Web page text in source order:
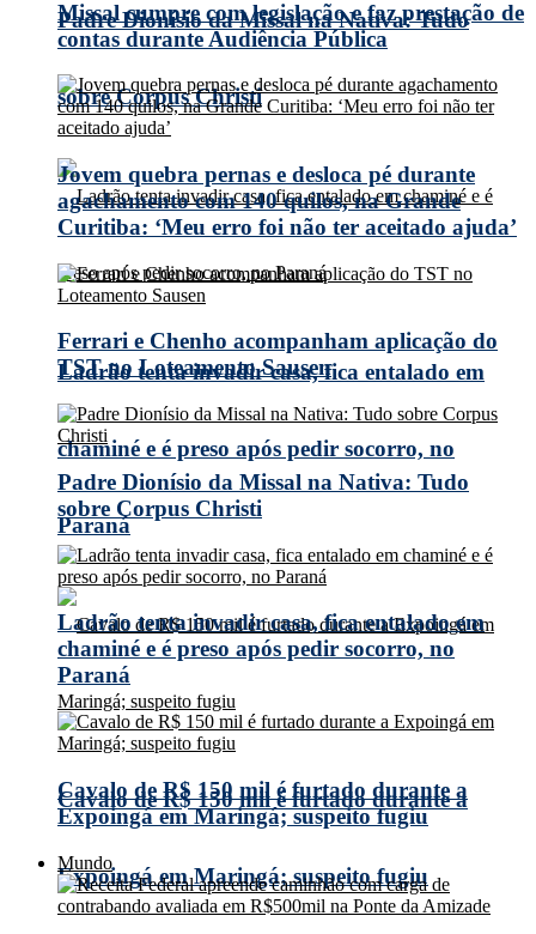
Padre Dionísio da Missal na Nativa: Tudo
sobre Corpus Christi
Ladrão tenta invadir casa, fica entalado em
chaminé e é preso após pedir socorro, no
Paraná
Cavalo de R$ 150 mil é furtado durante a
Expoingá em Maringá; suspeito fugiu
Missal cumpre com legislação e faz prestação de
contas durante Audiência Pública
Jovem quebra pernas e desloca pé durante
agachamento com 140 quilos, na Grande
Curitiba: ‘Meu erro foi não ter aceitado ajuda’
Ferrari e Chenho acompanham aplicação do
TST no Loteamento Sausen
Padre Dionísio da Missal na Nativa: Tudo
sobre Corpus Christi
Ladrão tenta invadir casa, fica entalado em
chaminé e é preso após pedir socorro, no
Paraná
Cavalo de R$ 150 mil é furtado durante a
Expoingá em Maringá; suspeito fugiu
Mundo